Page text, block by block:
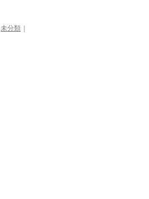
未分類 |